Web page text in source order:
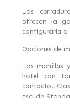
Las
ofrecen la
configurarla a
Opciones de
Las manillas
hotel con
contacto.
escudo